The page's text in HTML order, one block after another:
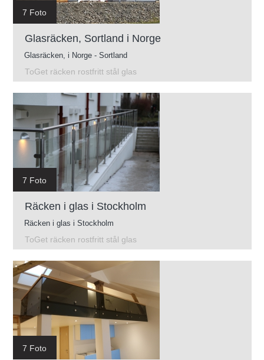
7 Foto
Glasräcken, Sortland i Norge
Glasräcken, i Norge - Sortland
ToGet räcken rostfritt stål glas
7 Foto
Räcken i glas i Stockholm
Räcken i glas i Stockholm
ToGet räcken rostfritt stål glas
7 Foto